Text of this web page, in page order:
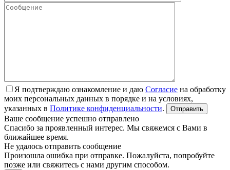
Я подтверждаю ознакомление и даю Согласие на обработку
моих персональных данных в порядке и на условиях,
указанных в Политике конфиденциальности.
Ваше сообщение успешно отправлено
Спасибо за проявленный интерес. Мы свяжемся с Вами в
ближайшее время.
Не удалось отправить сообщение
Произошла ошибка при отправке. Пожалуйста, попробуйте
позже или свяжитесь с нами другим способом.